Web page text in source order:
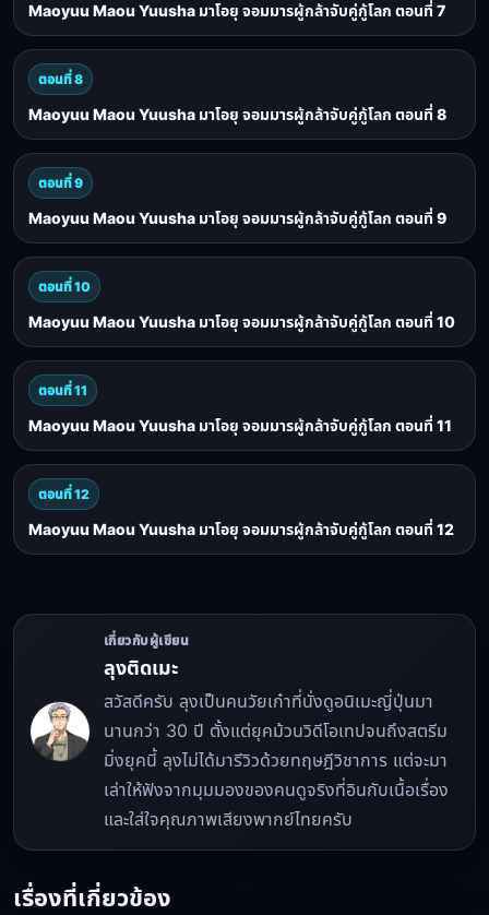
Maoyuu Maou Yuusha มาโอยุ จอมมารผู้กล้าจับคู่กู้โลก ตอนที่ 7
ตอนที่ 8
Maoyuu Maou Yuusha มาโอยุ จอมมารผู้กล้าจับคู่กู้โลก ตอนที่ 8
ตอนที่ 9
Maoyuu Maou Yuusha มาโอยุ จอมมารผู้กล้าจับคู่กู้โลก ตอนที่ 9
ตอนที่ 10
Maoyuu Maou Yuusha มาโอยุ จอมมารผู้กล้าจับคู่กู้โลก ตอนที่ 10
ตอนที่ 11
Maoyuu Maou Yuusha มาโอยุ จอมมารผู้กล้าจับคู่กู้โลก ตอนที่ 11
ตอนที่ 12
Maoyuu Maou Yuusha มาโอยุ จอมมารผู้กล้าจับคู่กู้โลก ตอนที่ 12
เกี่ยวกับผู้เขียน
ลุงติดเมะ
สวัสดีครับ ลุงเป็นคนวัยเก๋าที่นั่งดูอนิเมะญี่ปุ่นมา
นานกว่า 30 ปี ตั้งแต่ยุคม้วนวิดีโอเทปจนถึงสตรีม
มิ่งยุคนี้ ลุงไม่ได้มารีวิวด้วยทฤษฎีวิชาการ แต่จะมา
เล่าให้ฟังจากมุมมองของคนดูจริงที่อินกับเนื้อเรื่อง
และใส่ใจคุณภาพเสียงพากย์ไทยครับ
เรื่องที่เกี่ยวข้อง